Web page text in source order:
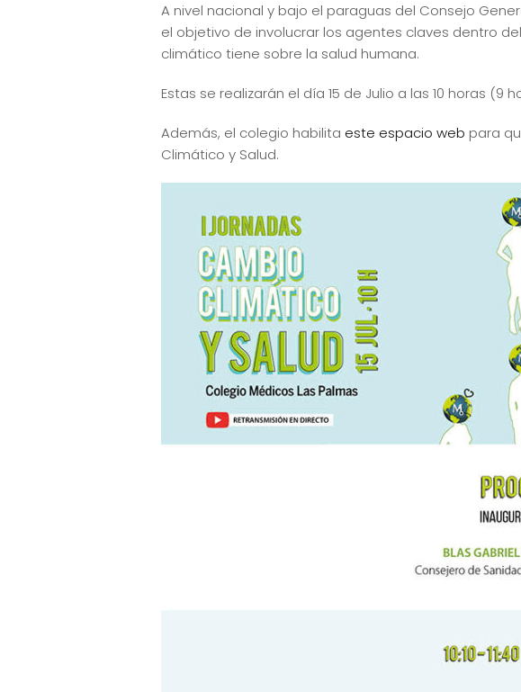
A nivel nacional y bajo el paraguas del Consejo
el objetivo de involucrar los agentes claves dentro
climático tiene sobre la salud humana.
Estas se realizarán el día 15 de Julio a las 10 horas
Además, el colegio habilita este espacio web para
Climático y Salud.